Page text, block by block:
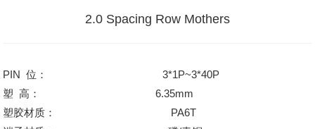
2.0 Spacing Row Mothers
PIN 位：
3*1P~3*40P
塑 高：
6.35mm
塑胶材质：
PA6T